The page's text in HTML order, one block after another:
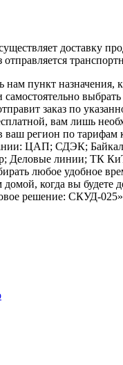
доставку
отправляется
пункт назначения,
самостоятельно
заказ по
вам лишь
ваш регион по тарифам
ЦАП; СДЭК;
Деловые линии; ТК
любое удобное
домой, когда вы будете
решение: СКУД-025»